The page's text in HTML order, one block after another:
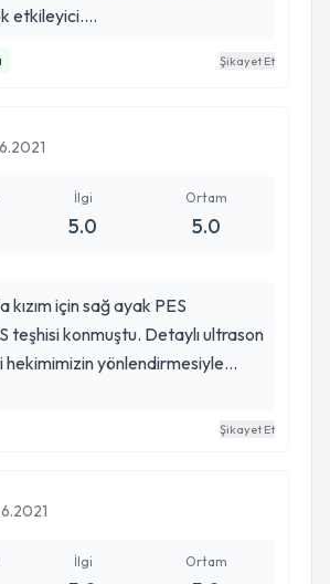
etkileyici....
Şikayet Et
İlgi
5.0
Ortam
5.0
kızım için sağ ayak PES
teşhisi konmuştu. Detaylı ultrason
yönlendirmesiyle
ile tanıştık. 1 haftalıkken
başladık. Kendisi başarılı
ediyor. Mükemmel
gereken bir doktor. Bazen
Şikayet Et
İlgi Ortam